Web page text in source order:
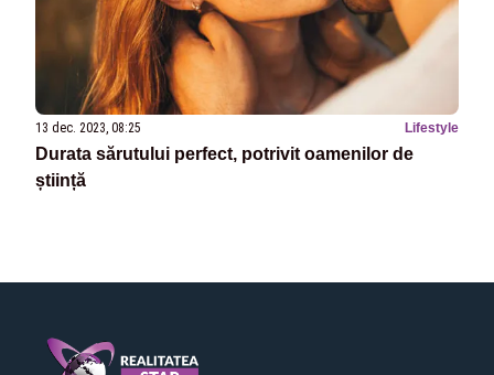
13 dec. 2023, 08:25 Lifestyle
Durata sărutului perfect, potrivit oamenilor de
știință